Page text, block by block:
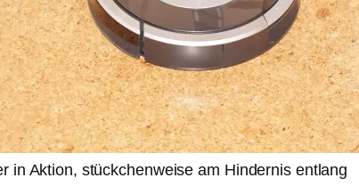
in Aktion, stückchenweise am Hindernis entlang